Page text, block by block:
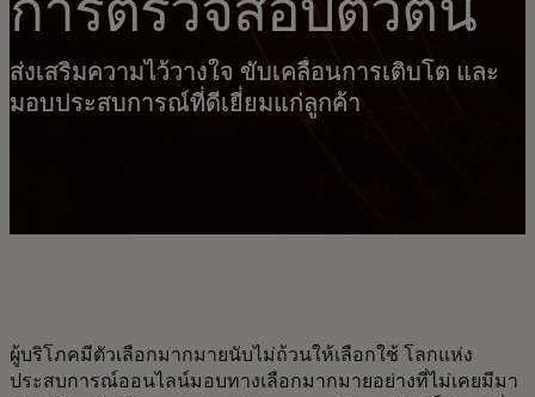
การตรวจสอบตัวตน
ส่งเสริมความไว้วางใจ ขับเคลื่อนการเติบโต และ
มอบประสบการณ์ที่ดีเยี่ยมแก่ลูกค้า
ผู้บริโภคมีตัวเลือกมากมายนับไม่ถ้วนให้เลือกใช้ โลกแห่ง
ประสบการณ์ออนไลน์มอบทางเลือกมากมายอย่างที่ไม่เคยมีมา